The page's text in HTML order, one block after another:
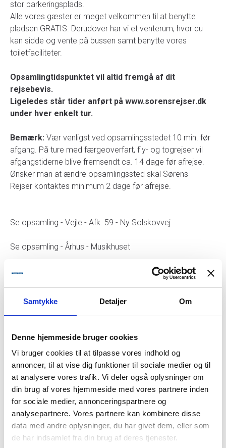
Samtykke Detaljer Om
Denne hjemmeside bruger cookies
Vi bruger cookies til at tilpasse vores indhold og
annoncer, til at vise dig funktioner til sociale medier og til
at analysere vores trafik. Vi deler også oplysninger om
din brug af vores hjemmeside med vores partnere inden
for sociale medier, annonceringspartnere og
analysepartnere. Vores partnere kan kombinere disse
data med andre oplysninger, du har givet dem, eller som
de har indsamlet fra din brug af deres tjenester.
stor parkeringsplads.
Alle vores gæster er meget velkommen til at benytte
pladsen GRATIS. Derudover har vi et venterum, hvor du
kan sidde og vente på bussen samt benytte vores
toiletfaciliteter.
Opsamlingtidspunktet vil altid fremgå af dit
rejsebevis.
Ligeledes står tider anført på www.sorensrejser.dk
under hver enkelt tur.
Bemærk: Vær venligst ved opsamlingsstedet 10 min. før
afgang. På ture med færgeoverfart, fly- og togrejser vil
afgangstiderne blive fremsendt ca. 14 dage før afrejse.
Ønsker man at ændre opsamlingssted skal Sørens
Rejser kontaktes minimum 2 dage før afrejse.
Se opsamling - Vejle - Afk. 59 - Ny Solskovvej
Se opsamling - Århus - Musikhuset
Se opsamling - Viby Torv
Se opsamling - Randers - Afk. 40 - Samkørselsplads -
Se opsamling - Viborg - Eksercerpladsen
Se opsamling - Kjellerup - Sørens Rejser, Parallelvej 7
Se opsamling - Silkeborg - Jysk Arena v/p-plads
Se opsamling - Horsens - Lund - Afk. 56 -